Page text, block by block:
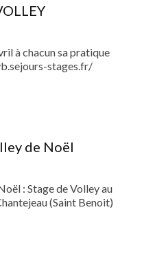
à chacun sa pratique
stages.fr/
de Noël
: Stage de Volley au
(Saint Benoit)